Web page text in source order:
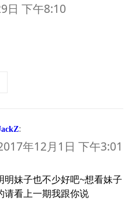
日 下午8:10
:
年12月1日 下午3:01
明妹子也不少好吧~想看妹子
请看上一期我跟你说